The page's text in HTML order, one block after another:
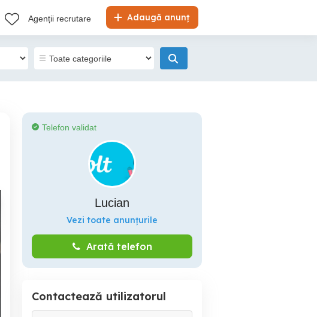
Adaugă anunț
Agenții recrutare
Telefon validat
Lucian
Vezi toate anunțurile
Arată telefon
Contactează utilizatorul